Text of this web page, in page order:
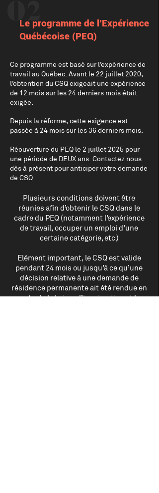
02
Le programme de l’Expérience
Québécoise (PEQ)
Ce programme est basé sur l’expérience de
travail au Québec. Avant le 22 juillet 2020,
l’obtention du CSQ exigeait une expérience
de 12 mois sur les 24 derniers mois était
exigée.
Depuis la réforme, cette exigence est
passée à 24 mois sur les 36 derniers mois.
Réouverture du PEQ le 2 juillet 2025 pour
une période de DEUX ans. Contactez nous
dès à présent pour anticiper votre demande
de CSQ
Plusieurs conditions doivent être
réunies afin d’obtenir le CSQ dans le
cadre du PEQ (notamment l’expérience
de travail, occuper un emploi d’une
certaine catégorie, etc.)
Elément important, le CSQ est valide
pendant 24 mois ou jusqu’à ce qu’une
décision relative à une demande de
résidence permanente ait été rendue en
vertu de la Loi sur l’immigration et la